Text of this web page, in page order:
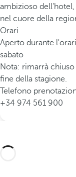
ambizioso
nel cuore della
Orari
Aperto durante
sabato
Nota: rimarrà
fine della stagione.
Telefono
+34 974 561 900